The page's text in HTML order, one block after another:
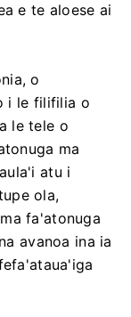
e te aloese ai
o
i le filifilia o
le tele o
ma
atu i
ola,
fa'atonuga
avanoa ina ia